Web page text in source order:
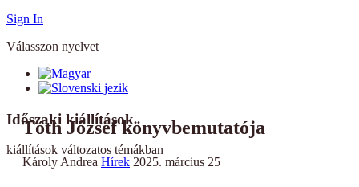
Sign In
Válasszon nyelvet
Időszaki kiállítások
kiállítások változatos témákban
Tóth József könyvbemutatója
Károly Andrea Hírek 2025. március 25